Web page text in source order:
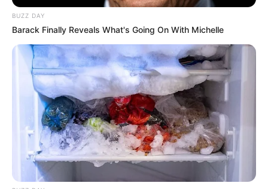
BUZZ DAY
Barack Finally Reveals What's Going On With Michelle